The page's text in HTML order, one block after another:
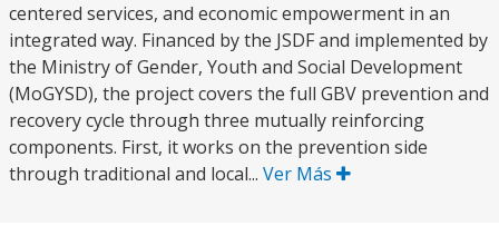
centered services, and economic empowerment in an
integrated way. Financed by the JSDF and implemented by
the Ministry of Gender, Youth and Social Development
(MoGYSD), the project covers the full GBV prevention and
recovery cycle through three mutually reinforcing
components. First, it works on the prevention side
through traditional and local... Ver Más